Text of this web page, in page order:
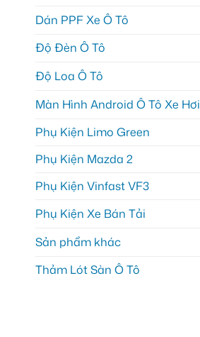
Dán PPF Xe Ô Tô
Độ Đèn Ô Tô
Độ Loa Ô Tô
Màn Hình Android Ô Tô Xe Hơi
Phụ Kiện Limo Green
Phụ Kiện Mazda 2
Phụ Kiện Vinfast VF3
Phụ Kiện Xe Bán Tải
Sản phẩm khác
Thảm Lót Sàn Ô Tô